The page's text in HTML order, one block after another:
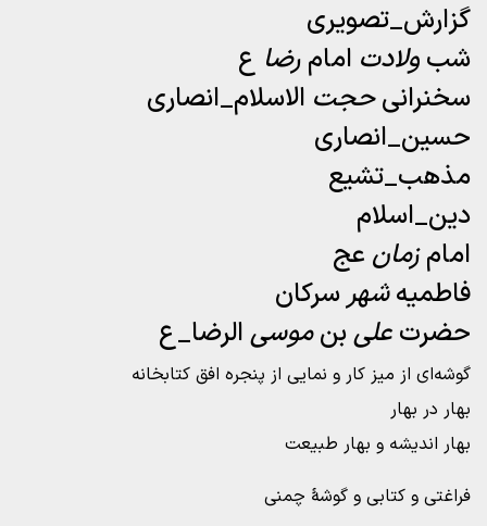
گزارش_تصویری
شبولادت امامرضا ع
سخنرانیحجت الاسلام_انصاری
حسین_انصاری
مذهب_تشیع
دین_اسلام
امامزمان عج
فاطمیهشهرسرکان
حضرتعلیبنموسیالرضا_ع
گوشه‌ای از میز کار و نمایی از پنجره افق کتابخانه
بهار در بهار
بهار اندیشه و بهار طبیعت
فراغتی و کتابی و گوشۀ چمنی